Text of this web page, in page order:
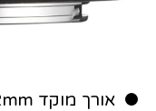
אורך מוקד 72mm